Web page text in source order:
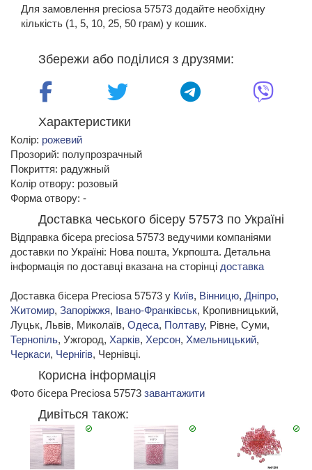
Для замовлення preciosa 57573 додайте необхідну
кількість (1, 5, 10, 25, 50 грам) у кошик.
Збережи або поділися з друзями:
Характеристики
Колір: рожевий
Прозорий: полупрозрачный
Покриття: радужный
Колір отвору: розовый
Форма отвору: -
Доставка чеського бісеру 57573 по Україні
Відправка бісера preciosa 57573 ведучими компаніями
доставки по Україні: Нова пошта, Укрпошта. Детальна
інформація по доставці вказана на сторінці доставка
Доставка бісера Preciosa 57573 у Київ, Вінницю, Дніпро,
Житомир, Запоріжжя, Івано-Франківськ, Кропивницький,
Луцьк, Львів, Миколаїв, Одеса, Полтаву, Рівне, Суми,
Тернопіль, Ужгород, Харків, Херсон, Хмельницький,
Черкаси, Чернігів, Чернівці.
Корисна інформація
Фото бісера Preciosa 57573 завантажити
Дивіться також: